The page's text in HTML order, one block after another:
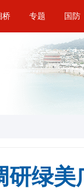
桥 专题 国防
研绿